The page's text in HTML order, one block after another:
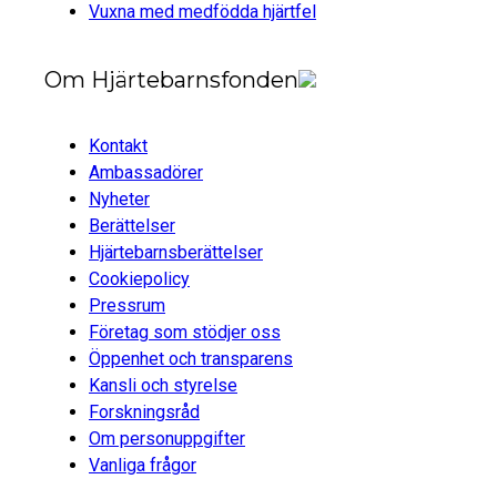
Vuxna med medfödda hjärtfel
Om Hjärtebarnsfonden
Kontakt
Ambassadörer
Nyheter
Berättelser
Hjärtebarnsberättelser
Cookiepolicy
Pressrum
Företag som stödjer oss
Öppenhet och transparens
Kansli och styrelse
Forskningsråd
Om personuppgifter
Vanliga frågor